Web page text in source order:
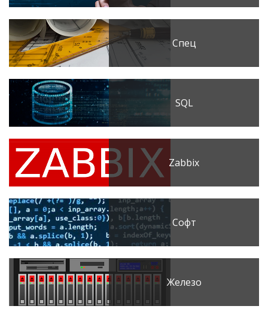
Спец
SQL
Zabbix
Софт
Железо